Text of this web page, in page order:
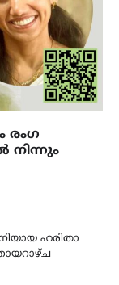
രംഗ
നിന്നും
ഹരിതാ